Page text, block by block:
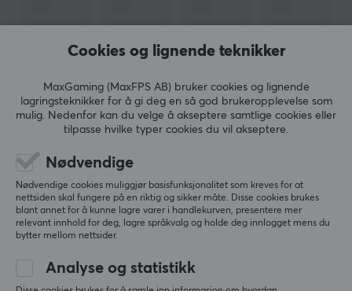
og har utfordret den tradisjonelle PC-spillindustrien
siden oppstarten i 2014.
Glorious sine produkter ble bygget for å imøtekomme
behovene til selv de mest kresne spillerne som ønsket
mer enn andre kunne tilby. Siden de var en av de første
de siden den gang fortsatt å ta spillindustrien med
storm.
SPESIFIKASJONER
ANMELDELSER (0) SPØRSMÅL OG SVAR (0)
5
Cookies og lignende teknikker
MaxGaming (MaxFPS AB) bruker cookies og lignende
lagringsteknikker for å gi deg en så god brukeropplevelse som
mulig. Nedenfor kan du velge å akseptere samtlige cookies eller
tilpasse hvilke typer cookies du vil akseptere.
Nødvendige
Nødvendige cookies muliggjør basisfunksjonalitet som kreves for at
nettsiden skal fungere på en riktig og sikker måte. Disse cookies brukes
blant annet for å kunne lagre varer i handlekurven, presentere mer
relevant innhold for deg, lagre språkvalg og holde deg innlogget mens du
bytter mellom nettsider.
Analyse og statistikk